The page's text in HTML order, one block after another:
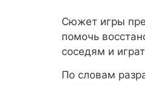
Сюжет игры
помочь
соседям и
По словам